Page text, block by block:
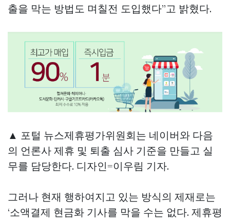
출을 막는 방법도 며칠전 도입했다”고 밝혔다.
▲ 포털 뉴스제휴평가위원회는 네이버와 다음
의 언론사 제휴 및 퇴출 심사 기준을 만들고 실
무를 담당한다. 디자인=이우림 기자.
그러나 현재 행하여지고 있는 방식의 제재로는
‘소액결제 현금화 기사를 막을 수는 없다. 제휴평